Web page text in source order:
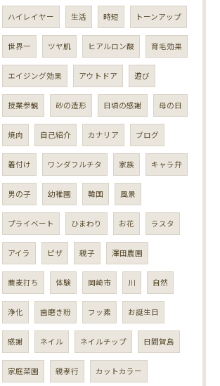
ハイレイヤー 生活 時短 トーンアップ
世界一 ツヤ肌 ヒアルロン酸 育毛効果
エイジング効果 アウトドア 遊び
授業参観 砂の造形 日頃の感謝 母の日
焼肉 自己紹介 カナリア ブログ
着付け ワンダフルチタ 家族 キャラ弁
男の子 幼稚園 韓国 風景
プライベート ひまわり お花 ラスタ
アイラ ピザ 親子 澤田農園
蕎麦打ち 体験 岡崎市 川 自然
浄化 歯磨き粉 フッ素 お誕生日
感謝 ネイル ネイルチップ 日間賀島
家庭菜園 親孝行 カットカラー